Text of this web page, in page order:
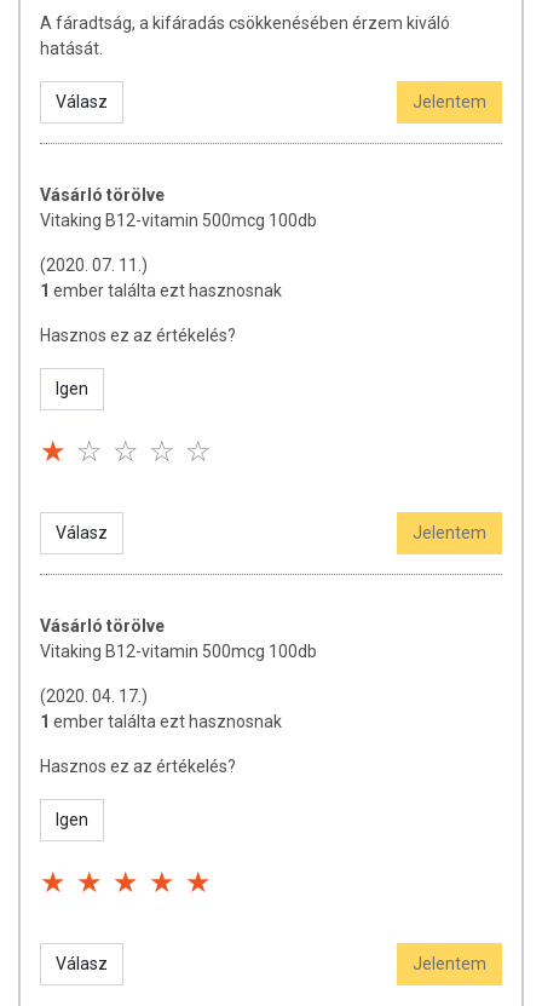
tápanyagokat. Bár az étrend-kiegészítők kedvező élettani
megjelenítésük, és reklámozásuk során nem engedélyezett a
készítményeknek betegséget megelőző vagy gyógyító
A fáradtság, a kifáradás csökkenésében érzem kiváló
hatását.
Válasz Jelentem
Vásárló törölve
Vitaking B12-vitamin 500mcg 100db
(2020. 07. 11.)
1 ember találta ezt hasznosnak
Hasznos ez az értékelés?
Igen
Válasz Jelentem
Vásárló törölve
Vitaking B12-vitamin 500mcg 100db
(2020. 04. 17.)
1 ember találta ezt hasznosnak
Hasznos ez az értékelés?
Igen
Válasz Jelentem